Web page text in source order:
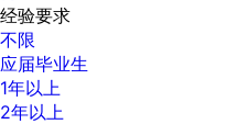
经验要求
不限
应届毕业生
1年以上
2年以上